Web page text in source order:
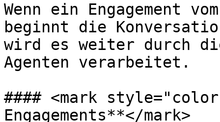
Wenn ein Engagement
beginnt die
wird es weiter durch die
Agenten verarbeitet.
#### <mark
Engagements**</mark>